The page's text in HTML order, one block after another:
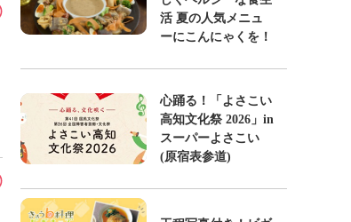
活 夏の人気メニュ
ーにこんにゃくを！
心踊る！「よさこい
高知文化祭 2026」in
スーパーよさこい
(原宿表参道)